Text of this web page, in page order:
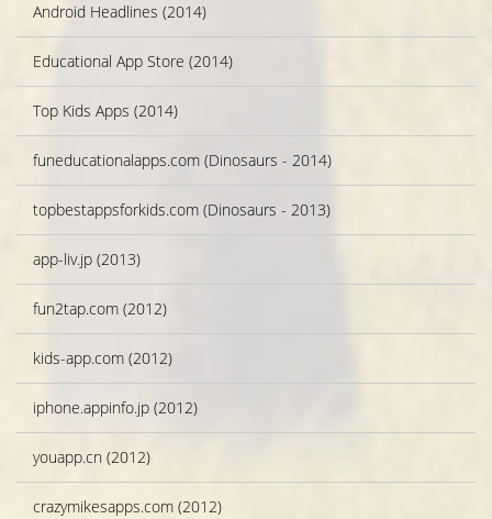
Android Headlines (2014)
Educational App Store (2014)
Top Kids Apps (2014)
funeducationalapps.com (Dinosaurs - 2014)
topbestappsforkids.com (Dinosaurs - 2013)
app-liv.jp (2013)
fun2tap.com (2012)
kids-app.com (2012)
iphone.appinfo.jp (2012)
youapp.cn (2012)
crazymikesapps.com (2012)